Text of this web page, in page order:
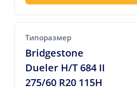
Типоразмер
Bridgestone
Dueler H/T 684 II
275/60 R20 115H